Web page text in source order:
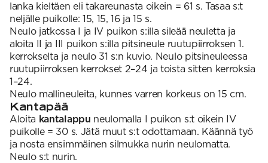
lanka kieltäen eli takareunasta oikein = 61 s. Tasaa s:t
neljälle puikolle: 15, 15, 16 ja 15 s.
Neulo jatkossa I ja IV puikon s:illa sileää neuletta ja
aloita II ja III puikon s:illa pitsineule ruutupiirroksen 1.
kerrokselta ja neulo 31 s:n kuvio. Neulo pitsineuleessa
ruutupiirroksen kerrokset 2–24 ja toista sitten kerroksia
1–24.
Neulo mallineuleita, kunnes varren korkeus on 15 cm.
Kantapää
Aloita kantalappu neulomalla I puikon s:t oikein IV
puikolle = 30 s. Jätä muut s:t odottamaan. Käännä työ
ja nosta ensimmäinen silmukka nurin neulomatta.
Neulo s:t nurin.